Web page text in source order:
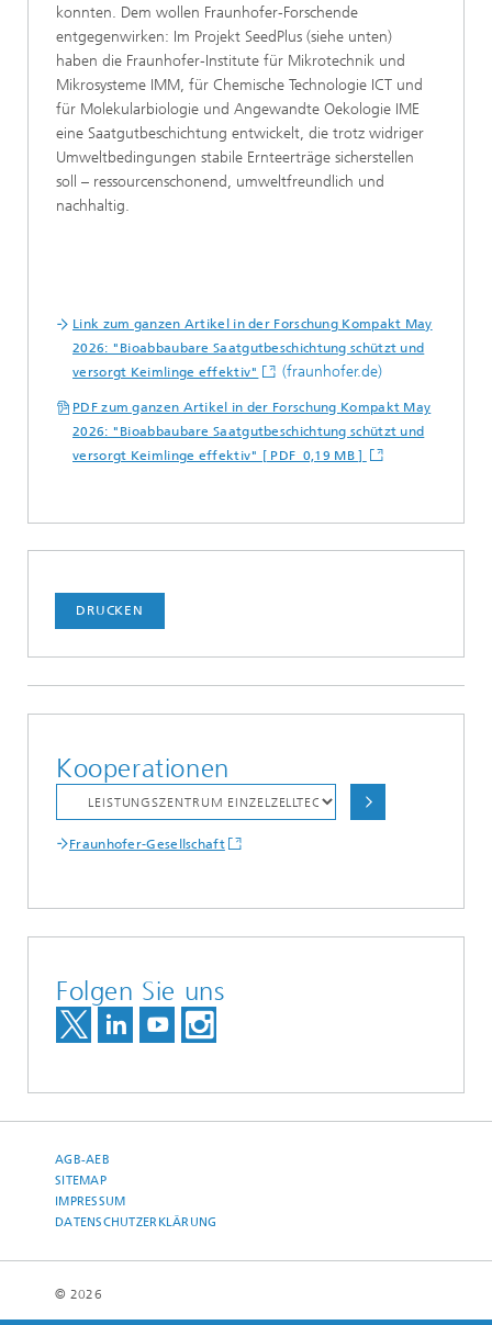
konnten. Dem wollen Fraunhofer-Forschende
entgegenwirken: Im Projekt SeedPlus (siehe unten)
haben die Fraunhofer-Institute für Mikrotechnik und
Mikrosysteme IMM, für Chemische Technologie ICT und
für Molekularbiologie und Angewandte Oekologie IME
eine Saatgutbeschichtung entwickelt, die trotz widriger
Umweltbedingungen stabile Ernteerträge sicherstellen
soll – ressourcenschonend, umweltfreundlich und
nachhaltig.
Link zum ganzen Artikel in der Forschung Kompakt May
2026: "Bioabbaubare Saatgutbeschichtung schützt und
versorgt Keimlinge effektiv"
(fraunhofer.de)
PDF zum ganzen Artikel in der Forschung Kompakt May
2026: "Bioabbaubare Saatgutbeschichtung schützt und
versorgt Keimlinge effektiv" [ PDF 0,19 MB ]
DRUCKEN
Kooperationen
Fraunhofer-Gesellschaft
Folgen Sie uns
AGB-AEB
SITEMAP
IMPRESSUM
DATENSCHUTZERKLÄRUNG
© 2026